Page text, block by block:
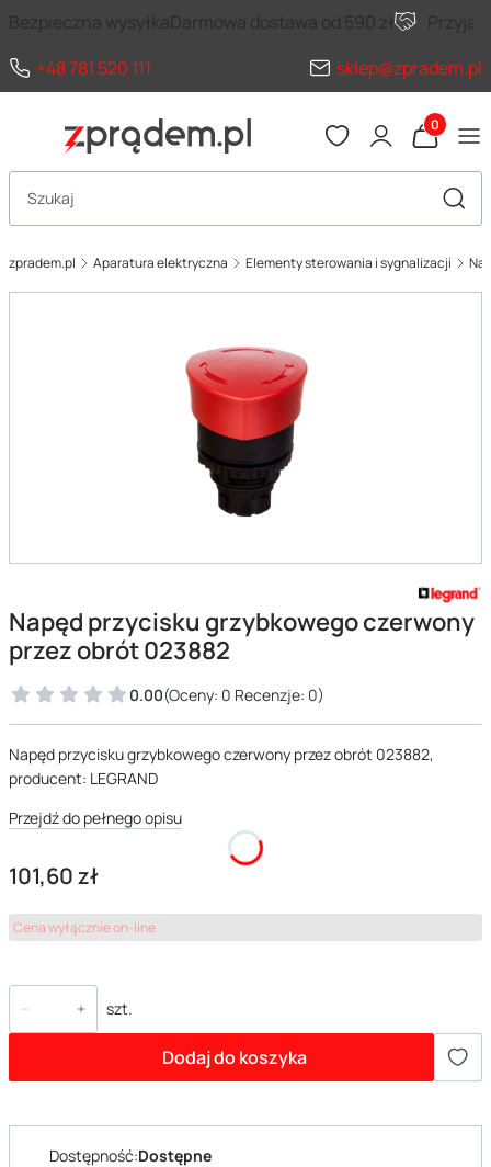
Bezpieczna wysyłkaDarmowa dostawa od 590 zł
+48 781 520 111
sklep@zpradem.pl
Produkty
Otwórz wyszukiwarkę
zpradem.pl Aparatura elektryczna Elementy sterowania i sygnalizacji
Napęd przycisku grzybkowego czerwony
przez obrót 023882
0.00(Oceny: 0 Recenzje: 0)
Napęd przycisku grzybkowego czerwony przez obrót 023882,
producent: LEGRAND
Przejdź do pełnego opisu
Cena
101,60 zł
Cena wyłącznie on-line
szt.
Dodaj do koszyka
Dostępność:Dostępne